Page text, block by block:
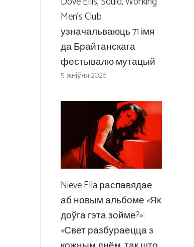
Men’s Club
узначальваюць 71 імя
да Брайтанскага
фестывалю мутацый
5 жніўня 2026
Nieve Ella распавядае
аб новым альбоме «Як
доўга гэта зойме?»:
«Свет разбураецца з